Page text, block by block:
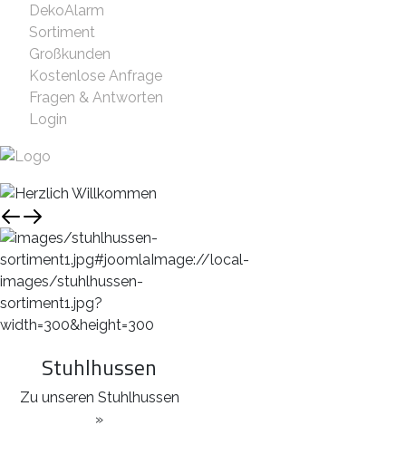
DekoAlarm
Sortiment
Großkunden
Kostenlose Anfrage
Fragen & Antworten
Login
Stuhlhussen
Zu unseren Stuhlhussen
»